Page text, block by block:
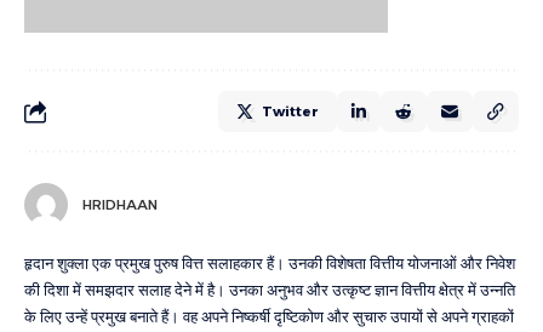
Twitter
HRIDHAAN
हृदान शुक्ला एक प्रमुख पुरुष वित्त सलाहकार हैं। उनकी विशेषता वित्तीय योजनाओं और निवेश
की दिशा में समझदार सलाह देने में है। उनका अनुभव और उत्कृष्ट ज्ञान वित्तीय क्षेत्र में उन्नति
के लिए उन्हें प्रमुख बनाते हैं। वह अपने निष्कर्षी दृष्टिकोण और सुचारु उपायों से अपने ग्राहकों